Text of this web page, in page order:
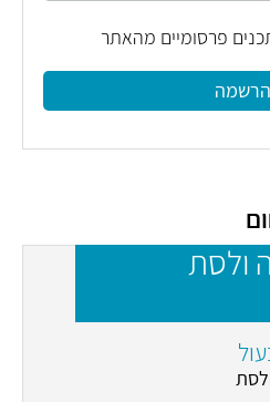
פרסומיים מהאתר
ולסת